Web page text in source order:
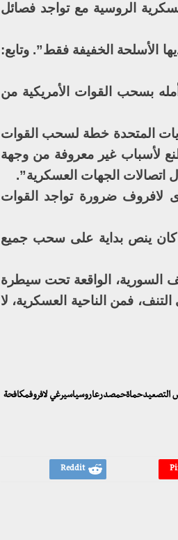
الروسية مع تواجد فصائل
الأسلحة الخفيفة فقط”. وتابع:
بسحب القوات الأمريكية من
المتحدة خطة لسحب القوات
لأسباب غير معروفة من وجهة
اتصالات الجهات العسكرية”.
لافروف ضرورة تواجد القوات
كان ينص بداية على سحب جميع
السورية، الواقعة تحت سيطرة
فمن الناحية العسكرية، لا
التصعيدحماةحمصدرعاروسياسيرغي لافروفمكافحة